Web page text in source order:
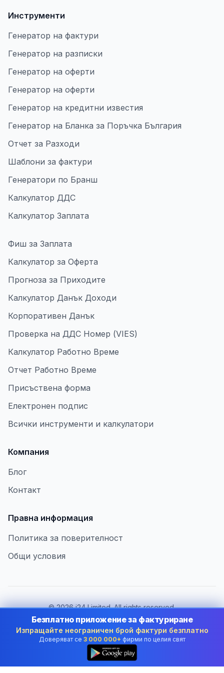
Инструменти
Генератор на фактури
Генератор на разписки
Генератор на оферти
Генератор на оферти
Генератор на кредитни известия
Генератор на Бланка за Поръчка България
Отчет за Разходи
Шаблони за фактури
Генератори по Бранш
Калкулатор ДДС
Калкулатор Заплата
Фиш за Заплата
Калкулатор за Оферта
Прогноза за Приходите
Калкулатор Данък Доходи
Корпоративен Данък
Проверка на ДДС Номер (VIES)
Калкулатор Работно Време
Отчет Работно Време
Присъствена форма
Електронен подпис
Всички инструменти и калкулатори
Компания
Блог
Контакт
Правна информация
Политика за поверителност
Общи условия
©2026i24 Limited. All rights reserved.
В услуга на бизнеса в Bulgaria
Смяна на държава:
Bulgaria
Безплатно приложение за фактуриране
Изпращайте неограничен брой фактури безплатно
Доверяват се 3 000 000+ фирми по целия свят